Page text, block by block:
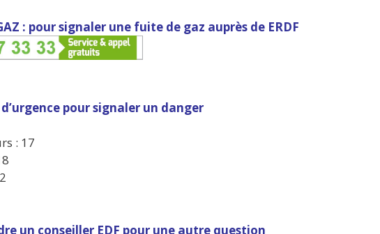
: pour signaler une fuite de gaz auprès de ERDF
pour signaler un danger
: 17
un conseiller EDF pour une autre question